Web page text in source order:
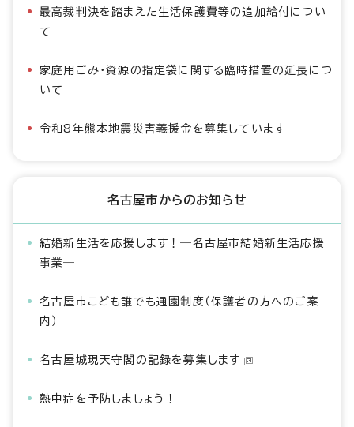
最高裁判決を踏まえた生活保護費等の追加給付につい
て
家庭用ごみ・資源の指定袋に関する臨時措置の延長につ
いて
令和8年熊本地震災害義援金を募集しています
名古屋市からのお知らせ
結婚新生活を応援します！―名古屋市結婚新生活応援
事業―
名古屋市こども誰でも通園制度（保護者の方へのご案
内）
名古屋城現天守閣の記録を募集します
熱中症を予防しましょう！